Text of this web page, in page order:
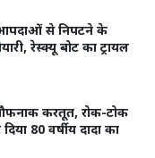
आपदाओं से निपटने के
रेस्क्यू बोट का ट्रायल
करतूत, रोक-टोक
80 वर्षीय दादा का